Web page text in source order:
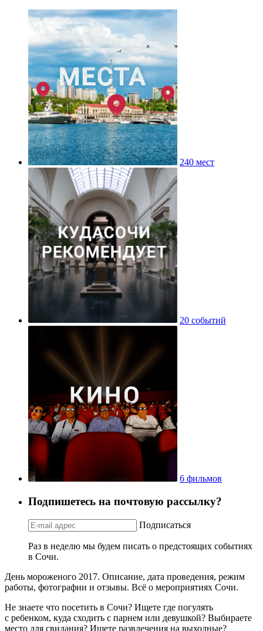
240 мест
20 событий
6 фильмов
Подпишетесь на почтовую рассылку?
Подписаться
Раз в неделю мы будем писать о предстоящих событиях
в Сочи.
День мороженого 2017. Описание, дата проведения, режим
работы, фотографии и отзывы. Всё о мероприятиях Сочи.
Не знаете что посетить в Сочи? Ищете где погулять
с ребенком, куда сходить с парнем или девушкой? Выбираете
место для свидания? Ищете развлечения на выходные?